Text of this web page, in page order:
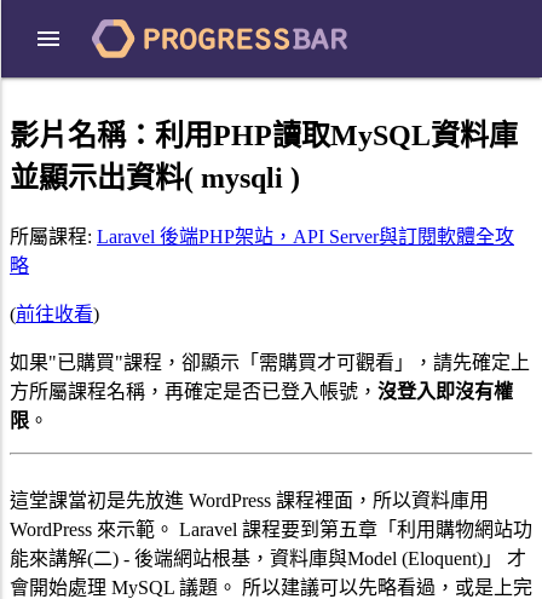
影片名稱： 利用PHP讀取MySQL資料庫
並顯示出資料( mysqli )
所屬課程: Laravel 後端PHP架站，API Server與訂閱軟體全攻
略
(前往收看)
如果"已購買"課程，卻顯示「需購買才可觀看」，請先確定上
方所屬課程名稱，再確定是否已登入帳號， 沒登入即沒有權
限 。
這堂課當初是先放進 WordPress 課程裡面，所以資料庫用
WordPress 來示範。 Laravel 課程要到第五章「利用購物網站功
能來講解(二) - 後端網站根基，資料庫與Model (Eloquent)」 才
會開始處理 MySQL 議題。 所以建議可以先略看過，或是上完